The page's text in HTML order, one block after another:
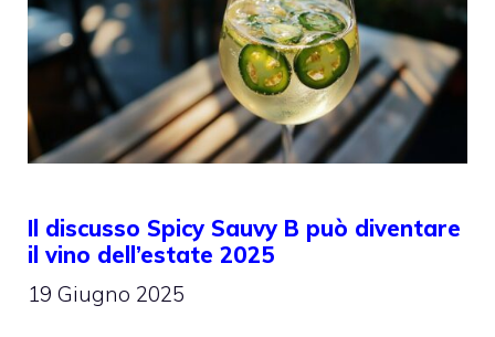
Il discusso Spicy Sauvy B può diventare
il vino dell’estate 2025
19 Giugno 2025